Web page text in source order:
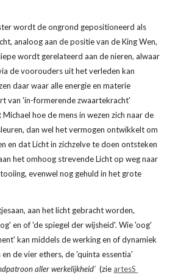
wordt de ongrond gepositioneerd als
analoog aan de positie van de King Wen,
wordt gerelateerd aan de nieren, alwaar
de voorouders uit het verleden kan
daar waar alle energie en materie
van 'in-formerende zwaartekracht'
hoe de mens in wezen zich naar de
dan wel het vermogen ontwikkelt om
en dat Licht in zichzelve te doen ontsteken
het omhoog strevende Licht op weg naar
evenwel nog gehuld in het grote
aan het licht gebracht worden,
en of 'de spiegel der wijsheid'. Wie 'oog'
kan middels de werking en of dynamiek
de vier ethers, de 'quinta essentia'
aller werkelijkheid'
  (zie
artesS